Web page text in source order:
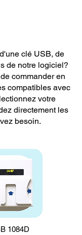
clé USB, de
de notre logiciel?
commander en
compatibles avec
votre
directement les
besoin.
1084D